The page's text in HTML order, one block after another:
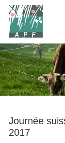
Journée
2017